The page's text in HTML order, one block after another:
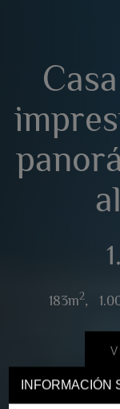
INFORMACIÓN
183m2,